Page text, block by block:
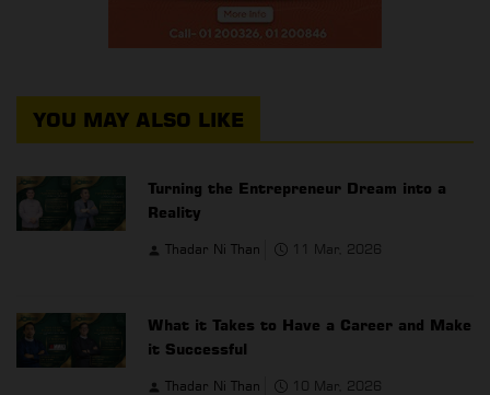
YOU MAY ALSO LIKE
Turning the Entrepreneur Dream into a
Reality
Thadar Ni Than 11 Mar, 2026
What it Takes to Have a Career and Make
it Successful
Thadar Ni Than 10 Mar, 2026